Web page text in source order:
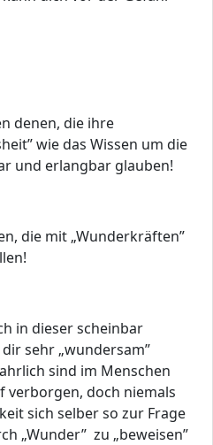
denen, die ihre
wie das Wissen um die
und erlangbar glauben!
die mit „Wunderkräften”
in dieser scheinbar
sehr „wundersam”
sind im Menschen
doch niemals
sich selber so zur Frage
„Wunder” zu „beweisen”